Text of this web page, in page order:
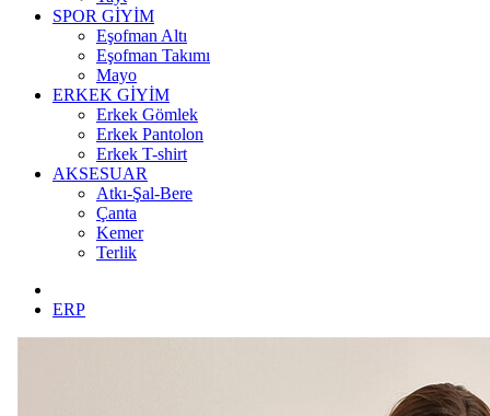
SPOR GİYİM
Eşofman Altı
Eşofman Takımı
Mayo
ERKEK GİYİM
Erkek Gömlek
Erkek Pantolon
Erkek T-shirt
AKSESUAR
Atkı-Şal-Bere
Çanta
Kemer
Terlik
ERP